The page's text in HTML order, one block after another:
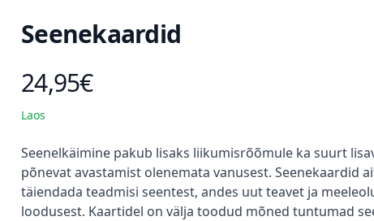
Seenekaardid
Toote hind
24,95€
Laos
Kirjeldus
Seenelkäimine pakub lisaks liikumisrõõmule ka suurt
põnevat avastamist olenemata vanusest. Seenekaardid
täiendada teadmisi seentest, andes uut teavet ja
loodusest. Kaartidel on välja toodud mõned tuntumad